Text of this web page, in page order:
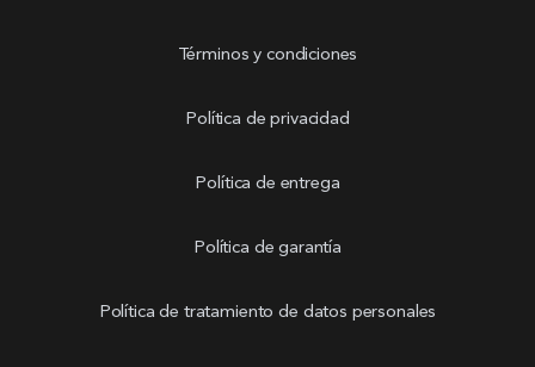
Términos y condiciones
Política de privacidad
Política de entrega
Política de garantía
Política de tratamiento de datos personales